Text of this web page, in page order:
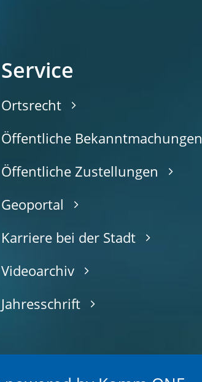
Service
Ortsrecht
Öffentliche Bekanntmachungen
Öffentliche Zustellungen
Geoportal
Karriere bei der Stadt
Videoarchiv
Jahresschrift